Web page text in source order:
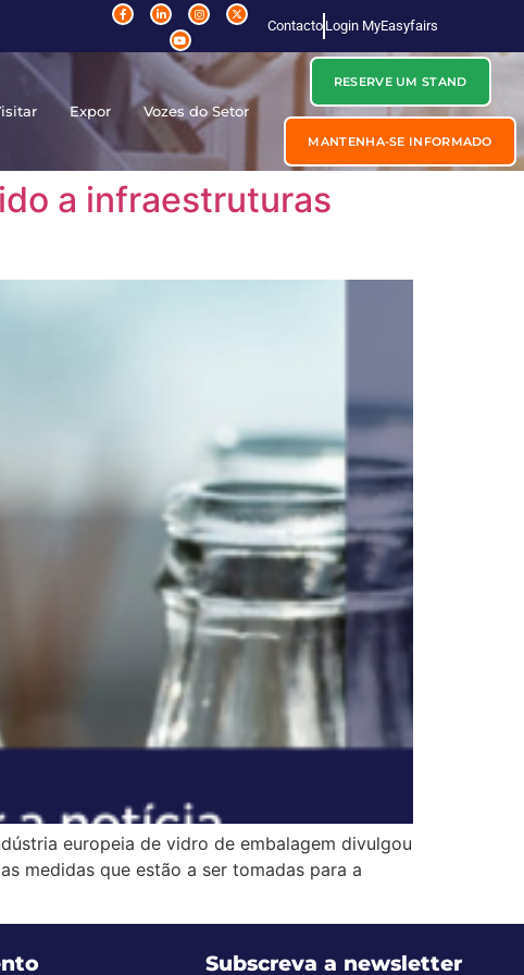
Contacto Login MyEasyfairs
Expor Vozes do Setor
RESERVE UM STAND
MANTENHA-SE INFORMADO
a infraestruturas
europeia de vidro de embalagem divulgou
medidas que estão a ser tomadas para a
Subscreva a newsletter